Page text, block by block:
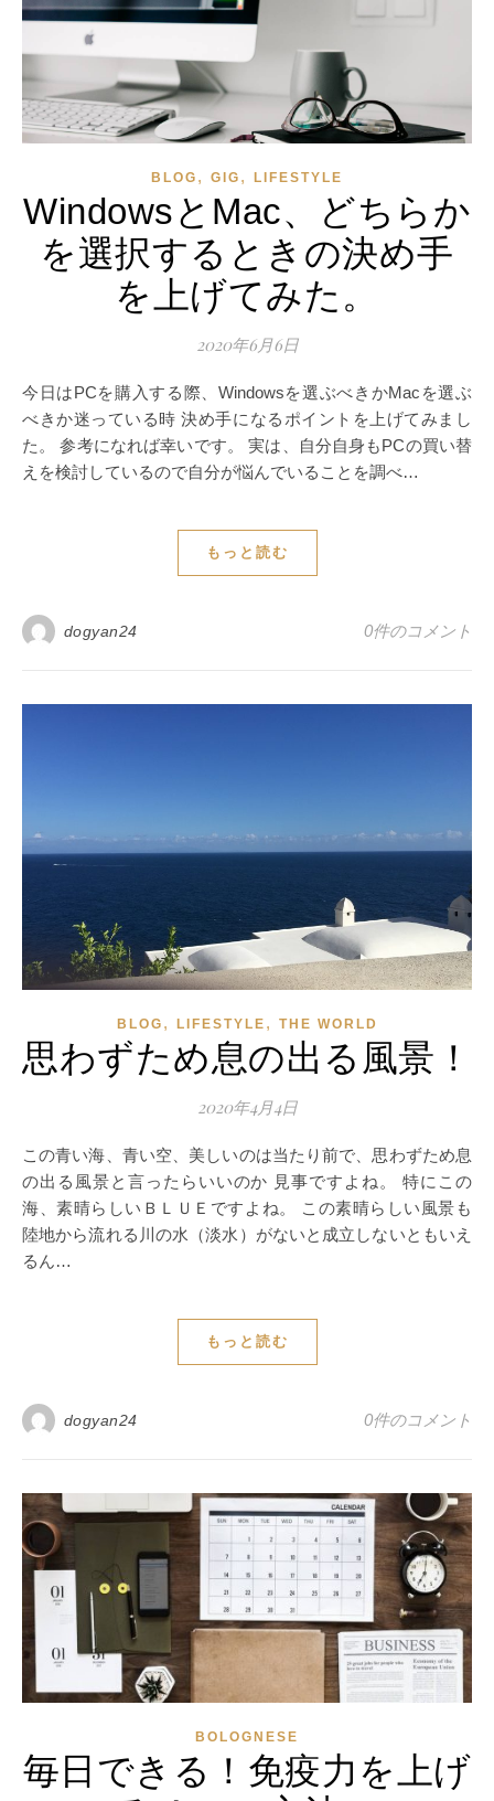
BLOG , GIG , LIFESTYLE
WindowsとMac、どちらか
を選択するときの決め手
を上げてみた。
2020年6月6日
今日はPCを購入する際、Windowsを選ぶべきかMacを選ぶ
べきか迷っている時 決め手になるポイントを上げてみまし
た。 参考になれば幸いです。 実は、自分自身もPCの買い替
えを検討しているので自分が悩んでいることを調べ…
もっと読む
dogyan24 0件のコメント
BLOG , LIFESTYLE , THE WORLD
思わずため息の出る風景！
2020年4月4日
この青い海、青い空、美しいのは当たり前で、思わずため息
の出る風景と言ったらいいのか 見事ですよね。 特にこの
海、素晴らしいＢＬＵＥですよね。 この素晴らしい風景も
陸地から流れる川の水（淡水）がないと成立しないともいえ
るん…
もっと読む
dogyan24 0件のコメント
BOLOGNESE
毎日できる！免疫力を上げ